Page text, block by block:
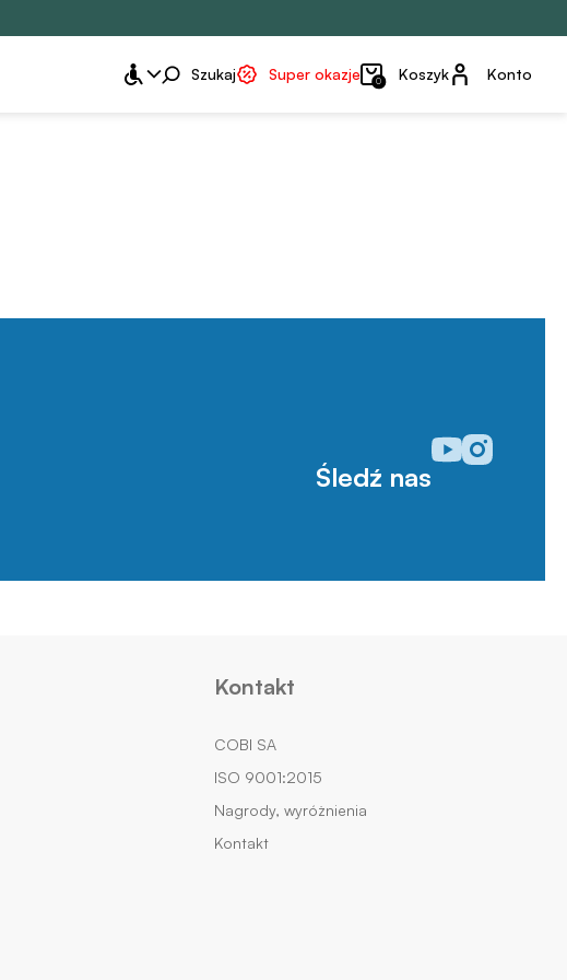
Szukaj Super okazje 0 KoszykKonto
Konto
Śledź nas
Odwiedź nasz
Odwiedź
Kontakt
COBI SA
ISO 9001:2015
Nagrody, wyróżnienia
Kontakt